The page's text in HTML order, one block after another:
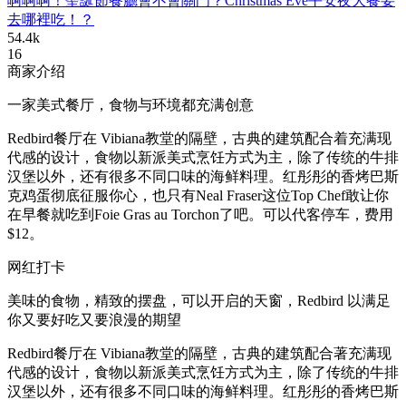
去哪裡吃！？
54.4k
16
商家介绍
一家美式餐厅，食物与环境都充满创意
Redbird餐厅在 Vibiana教堂的隔壁，古典的建筑配合着充满现
代感的设计，食物以新派美式烹饪方式为主，除了传统的牛排
汉堡以外，还有很多不同口味的海鲜料理。红彤彤的香烤巴斯
克鸡蛋彻底征服你心，也只有Neal Fraser这位Top Chef敢让你
在早餐就吃到Foie Gras au Torchon了吧。可以代客停车，费用
$12。
网红打卡
美味的食物，精致的摆盘，可以开启的天窗，Redbird 以满足
你又要好吃又要浪漫的期望
Redbird餐厅在 Vibiana教堂的隔壁，古典的建筑配合著充满现
代感的设计，食物以新派美式烹饪方式为主，除了传统的牛排
汉堡以外，还有很多不同口味的海鲜料理。红彤彤的香烤巴斯